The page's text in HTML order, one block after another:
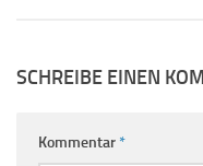
SCHREIBE EINEN
Kommentar*